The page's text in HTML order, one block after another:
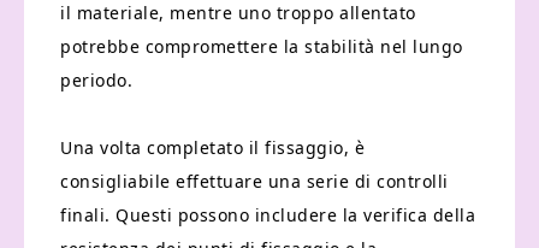
il materiale, mentre uno troppo allentato
potrebbe compromettere la stabilità nel lungo
periodo.
Una volta completato il fissaggio, è
consigliabile effettuare una serie di controlli
finali. Questi possono includere la verifica della